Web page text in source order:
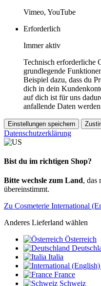
Vimeo, YouTube
Erforderlich
Immer aktiv
Technisch erforderliche
grundlegende
Beispiel dazu, dass du
dich in dein
auf dich ist für uns
anfallende Daten
Einstellungen speichern
Datenschutzerklärung
Bist du im richtigen Shop?
Bitte wechsle zum Land, das
übereinstimmt.
Zu Cosmeterie International
Anderes Lieferland wählen
Österreich
Italia
France
Schweiz